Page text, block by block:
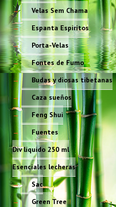
Velas Sem Chama
Espanta Espiritos
Porta-Velas
Fontes de Fumo
Budas y diosas tibetanas
Caza sueños
Feng Shui
Fuentes
Div líquido 250 ml
Esenciales lecheras
Sac
Green Tree